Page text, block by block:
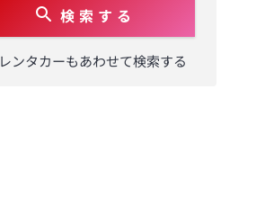
検 索 す る
レンタカーもあわせて検索する